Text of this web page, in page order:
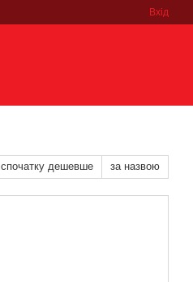
Вхід
спочатку дешевше за назвою